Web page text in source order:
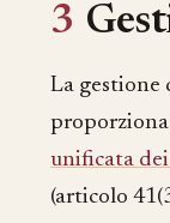
3
La gestione
unificata
(articolo